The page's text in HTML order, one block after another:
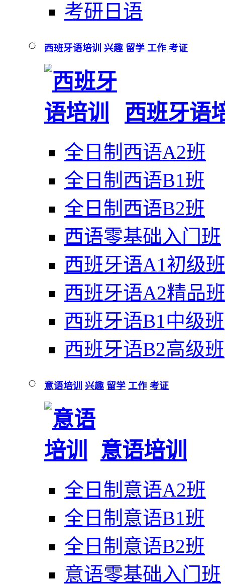
考研日语
西班牙语培训 兴趣 留学 工作 考证
西班牙语
全日制西语A2班
全日制西语B1班
全日制西语B2班
西语零基础入门班
西班牙语A1初级班
西班牙语A2精品班
西班牙语B1中级班
西班牙语B2高级班
意语培训 兴趣 留学 工作 考证
意语培训
全日制意语A2班
全日制意语B1班
全日制意语B2班
意语零基础入门班